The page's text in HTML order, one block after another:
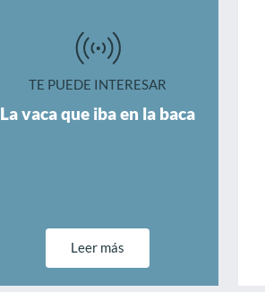
TE PUEDE INTERESAR
La vaca que iba en la baca
Leer más